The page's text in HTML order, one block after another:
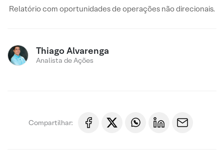
Relatório com oportunidades de operações não direcionais.
Thiago Alvarenga
Analista de Ações
Compartilhar: